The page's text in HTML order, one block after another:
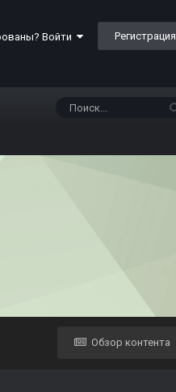
Войти Регистрация
Обзор контента